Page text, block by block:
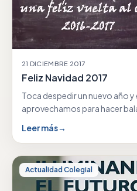
21 DICIEMBRE 2017
Feliz Navidad 2017
Toca despedir un nuevo año
aprovechamos para hacer
Leer más→
Actualidad Colegial